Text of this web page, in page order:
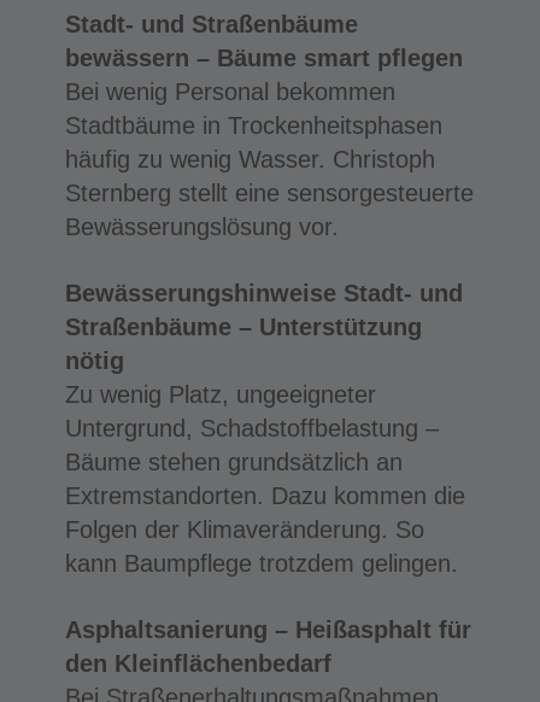
Stadt- und Straßenbäume
bewässern – Bäume smart pflegen
Bei wenig Personal bekommen
Stadtbäume in Trockenheitsphasen
häufig zu wenig Wasser. Christoph
Sternberg stellt eine sensorgesteuerte
Bewässerungslösung vor.
Bewässerungshinweise Stadt- und
Straßenbäume – Unterstützung
nötig
Zu wenig Platz, ungeeigneter
Untergrund, Schadstoffbelastung –
Bäume stehen grundsätzlich an
Extremstandorten. Dazu kommen die
Folgen der Klimaveränderung. So
kann Baumpflege trotzdem gelingen.
Asphaltsanierung – Heißasphalt für
den Kleinflächenbedarf